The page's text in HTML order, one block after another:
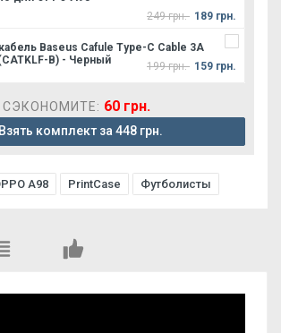
249 грн. 189 грн.
Baseus Cafule Type-C Cable 3A
B) - Черный
199 грн. 159 грн.
СЭКОНОМИТЕ: 60 грн.
Взять комплект за 448 грн.
A98 PrintCase Футболисты